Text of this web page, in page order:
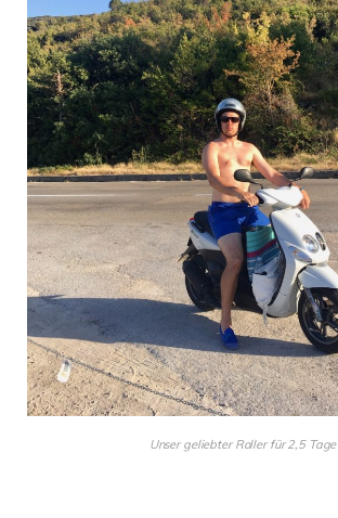
Unser geliebter Roller für 2,5 Tage